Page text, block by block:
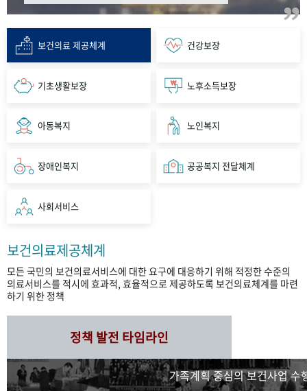
보건의료 제공체계 건강보장
기초생활보장 노후소득보장
아동복지 노인복지
장애인복지 공공복지 전달체계
사회서비스
보건의료제공체계
모든 국민의 보건의료서비스에 대한 요구에 대응하기 위해 적정한 수준의
의료서비스를 적시에 효과적, 효율적으로 제공하도록 보건의료체계를 마련
하기 위한 정책
정책 발전 타임라인
가족계획 중심의 보건사업 수